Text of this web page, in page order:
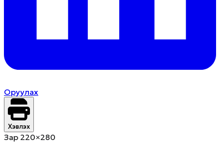
Оруулах
Хэвлэх
Зар 220×280